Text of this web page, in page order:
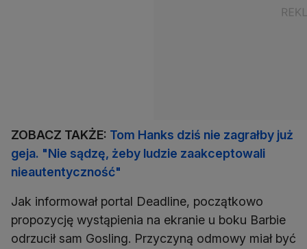
ZOBACZ TAKŻE: Tom Hanks dziś nie zagrałby już
geja. "Nie sądzę, żeby ludzie zaakceptowali
nieautentyczność"
Jak informował portal Deadline, początkowo
propozycję wystąpienia na ekranie u boku Barbie
odrzucił sam Gosling. Przyczyną odmowy miał być